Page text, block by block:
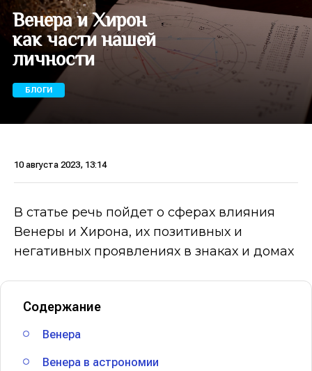
Венера и Хирон
как части нашей
личности
БЛОГИ
10 августа 2023, 13:14
В статье речь пойдет о сферах влияния
Венеры и Хирона, их позитивных и
негативных проявлениях в знаках и домах
Содержание
Венера
Венера в астрономии